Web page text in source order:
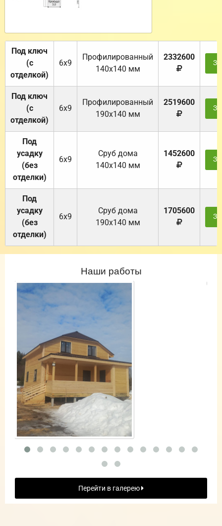
Под ключ
(с
отделкой)
6х9
Профилированный
140х140 мм
2332600
Под ключ
(с
отделкой)
6х9
Профилированный
190х140 мм
2519600
Под
усадку
(без
отделки)
6х9
Cруб дома
140х140 мм
1452600
Под
усадку
(без
отделки)
6х9
Cруб дома
190х140 мм
1705600
Наши работы
Перейти в галерею